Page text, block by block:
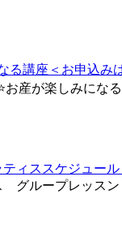
講座＜お申込み
お産が楽しみにな
ィススケジュー
グループレッスン